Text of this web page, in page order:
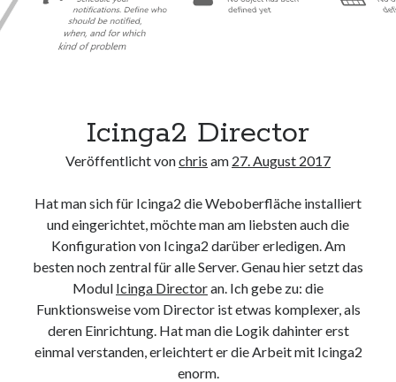
Icinga2 Director
Veröffentlicht vonchris am 27. August 2017
Hat man sich für Icinga2 die Weboberfläche installiert
und eingerichtet, möchte man am liebsten auch die
Konfiguration von Icinga2 darüber erledigen. Am
besten noch zentral für alle Server. Genau hier setzt das
Modul Icinga Directoran. Ich gebe zu: die
Funktionsweise vom Director ist etwas komplexer, als
deren Einrichtung. Hat man die Logik dahinter erst
einmal verstanden, erleichtert er die Arbeit mit Icinga2
enorm.